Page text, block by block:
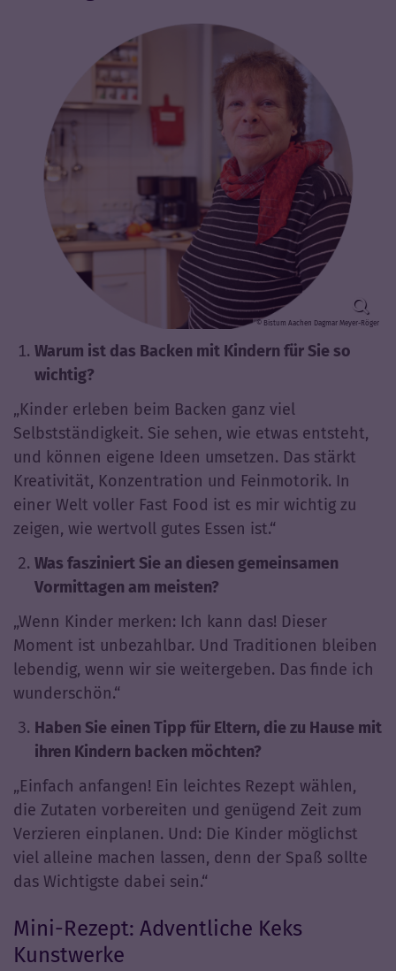
© Bistum Aachen Dagmar Meyer-Röger
Warum ist das Backen mit Kindern für Sie so
wichtig?
„Kinder erleben beim Backen ganz viel
Selbstständigkeit. Sie sehen, wie etwas entsteht,
und können eigene Ideen umsetzen. Das stärkt
Kreativität, Konzentration und Feinmotorik. In
einer Welt voller Fast Food ist es mir wichtig zu
zeigen, wie wertvoll gutes Essen ist.“
Was fasziniert Sie an diesen gemeinsamen
Vormittagen am meisten?
„Wenn Kinder merken: Ich kann das! Dieser
Moment ist unbezahlbar. Und Traditionen bleiben
lebendig, wenn wir sie weitergeben. Das finde ich
wunderschön.“
Haben Sie einen Tipp für Eltern, die zu Hause mit
ihren Kindern backen möchten?
„Einfach anfangen! Ein leichtes Rezept wählen,
die Zutaten vorbereiten und genügend Zeit zum
Verzieren einplanen. Und: Die Kinder möglichst
viel alleine machen lassen, denn der Spaß sollte
das Wichtigste dabei sein.“
Mini-Rezept: Adventliche Keks
Kunstwerke